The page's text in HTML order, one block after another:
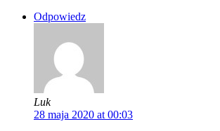
Odpowiedz
Luk
28 maja 2020 at 00:03